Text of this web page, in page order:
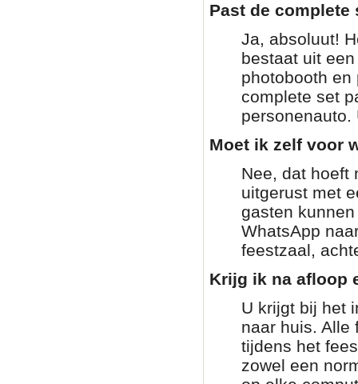
Past de complete
Ja, absoluut!
bestaat uit
photobooth en
complete set
personenauto.
Moet ik zelf voor
Nee, dat hoeft
uitgerust met
gasten
WhatsApp
feestzaal,
Krijg ik na afloop
U krijgt bij het
naar huis. Alle
tijdens het
zowel een